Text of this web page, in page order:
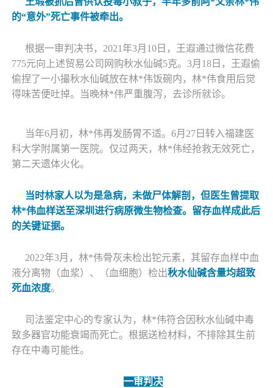
的“意外”死亡事件被牵出。
根据一审判决书， 2021年3月10日，王遐通过微信花费
775元向上述贸易公司网购秋水仙碱5克。3月18日，王遐偷
偷捏了一小撮秋水仙碱放在林*伟饭碗内，林*伟食用后觉
得味苦便吐掉。当晚林*伟严重腹泻，去诊所就诊。
当年6月初， 林*伟再发肠胃不适。 6月27日转入福建医
科大学附属第一医院。仅过两天，林*伟经抢救无效死亡，
第二天遗体火化。
当时林家人以为是急病，未做尸体解剖，但医生曾提取
林*伟血样送至深圳进行病原微生物检查。留存血样成此后
的关键证据。
2022年3月， 林*伟骨灰未检出铊元素，其留存血样中血
液分离物（血浆）、（血细胞）检出秋水仙碱含量均超致
死血浓度。
司法鉴定中心的专家认为， 林*伟符合因秋水仙碱中毒
致多器官功能衰竭而死亡。根据送检材料，不排除其生前
存在中毒可能性。
一审判决